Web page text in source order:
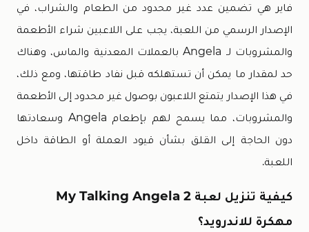
فاير هي تضمين عدد غير محدود من الطعام والشراب، في
الإصدار الرسمي من اللعبة، يجب على اللاعبين شراء الأطعمة
والمشروبات لـ Angela بالعملات المعدنية والماس، وهناك
حد لمقدار ما يمكن أن تستهلكه قبل نفاد طاقتها، ومع ذلك،
في هذا الإصدار يتمتع اللاعبون بوصول غير محدود إلى الأطعمة
والمشروبات، مما يسمح لهم بإطعام Angela وسعادتها
دون الحاجة إلى القلق بشأن قيود العملة أو الطاقة داخل
اللعبة.
كيفية تنزيل لعبة My Talking Angela 2
مهكرة للاندرويد؟